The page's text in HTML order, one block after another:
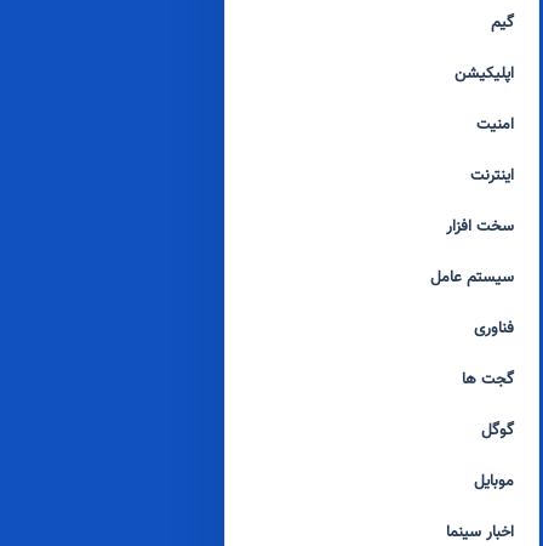
گیم
اپلیکیشن
امنیت
اینترنت
سخت افزار
سیستم عامل
فناوری
گجت ها
گوگل
موبایل
اخبار سینما